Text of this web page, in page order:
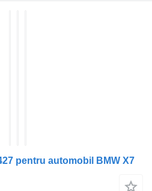
pentru automobil BMW X7